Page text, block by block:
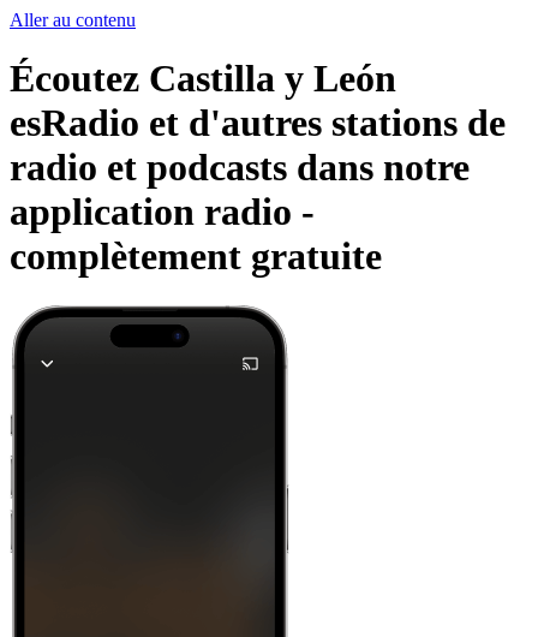
Aller au contenu
Écoutez Castilla y León
esRadio et d'autres stations de
radio et podcasts dans notre
application radio -
complètement gratuite